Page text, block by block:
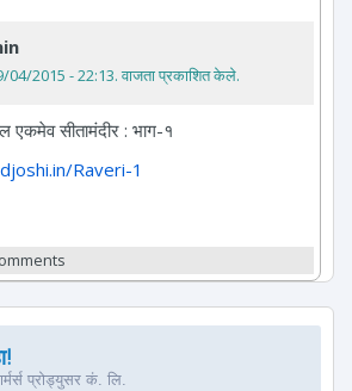
04/2015 - 22:13. वाजता प्रकाशित केले.
एकमेव सीतामंदीर : भाग-१
Raveri-1
प्रोड्युसर कं. लि.